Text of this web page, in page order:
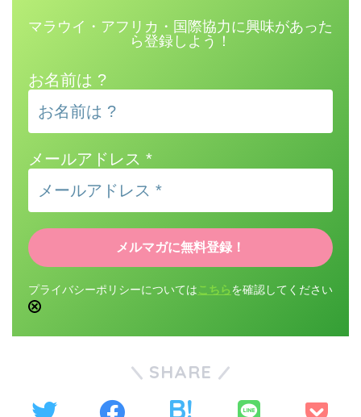
マラウイ・アフリカ・国際協力に興味があった
ら登録しよう！
お名前は ?
メールアドレス *
プライバシーポリシーについては こちら を確認してください
SHARE